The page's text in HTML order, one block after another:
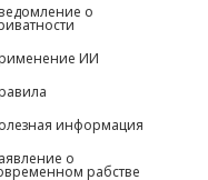
о
ИИ
информация
о
рабстве